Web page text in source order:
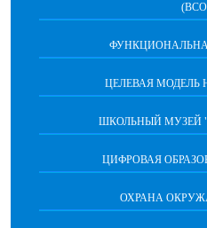
ЦЕЛЕВАЯ МОДЕЛЬ
ШКОЛЬНЫЙ МУЗЕЙ
ЦИФРОВАЯ
ОХРАНА